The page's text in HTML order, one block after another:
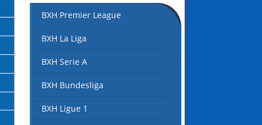
BXH Premier League
BXH La Liga
BXH Serie A
BXH Bundesliga
BXH Ligue 1